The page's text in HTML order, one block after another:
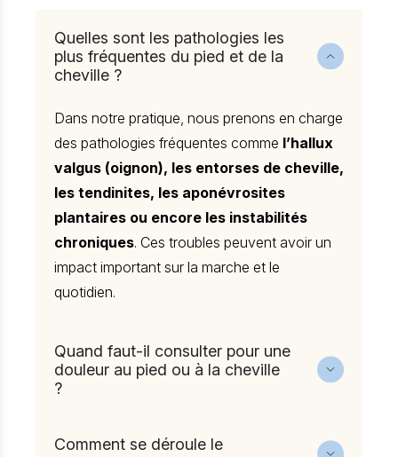
Quelles sont les pathologies les
plus fréquentes du pied et de la
cheville ?
Dans notre pratique, nous prenons en charge
des pathologies fréquentes comme l’hallux
valgus (oignon), les entorses de cheville,
les tendinites, les aponévrosites
plantaires ou encore les instabilités
chroniques. Ces troubles peuvent avoir un
impact important sur la marche et le
quotidien.
Quand faut-il consulter pour une
douleur au pied ou à la cheville
?
qu’une douleur
persiste plusieurs jours,
Comment se déroule le